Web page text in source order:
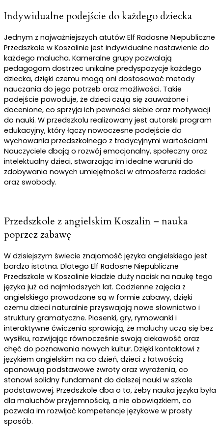
Indywidualne podejście do każdego dziecka
Jednym z najważniejszych atutów Elf Radosne Niepubliczne
Przedszkole w Koszalinie jest indywidualne nastawienie do
każdego malucha. Kameralne grupy pozwalają
pedagogom dostrzec unikalne predyspozycje każdego
dziecka, dzięki czemu mogą oni dostosować metody
nauczania do jego potrzeb oraz możliwości. Takie
podejście powoduje, że dzieci czują się zauważone i
docenione, co sprzyja ich pewności siebie oraz motywacji
do nauki. W przedszkolu realizowany jest autorski program
edukacyjny, który łączy nowoczesne podejście do
wychowania przedszkolnego z tradycyjnymi wartościami.
Nauczyciele dbają o rozwój emocjonalny, społeczny oraz
intelektualny dzieci, stwarzając im idealne warunki do
zdobywania nowych umiejętności w atmosferze radości
oraz swobody.
Przedszkole z angielskim Koszalin – nauka
poprzez zabawę
W dzisiejszym świecie znajomość języka angielskiego jest
bardzo istotna. Dlatego Elf Radosne Niepubliczne
Przedszkole w Koszalinie kładzie duży nacisk na naukę tego
języka już od najmłodszych lat. Codzienne zajęcia z
angielskiego prowadzone są w formie zabawy, dzięki
czemu dzieci naturalnie przyswajają nowe słownictwo i
struktury gramatyczne. Piosenki, gry, rymowanki i
interaktywne ćwiczenia sprawiają, że maluchy uczą się bez
wysiłku, rozwijając równocześnie swoją ciekawość oraz
chęć do poznawania nowych kultur. Dzięki kontaktowi z
językiem angielskim na co dzień, dzieci z łatwością
opanowują podstawowe zwroty oraz wyrażenia, co
stanowi solidny fundament do dalszej nauki w szkole
podstawowej. Przedszkole dba o to, żeby nauka języka była
dla maluchów przyjemnością, a nie obowiązkiem, co
pozwala im rozwijać kompetencje językowe w prosty
sposób.